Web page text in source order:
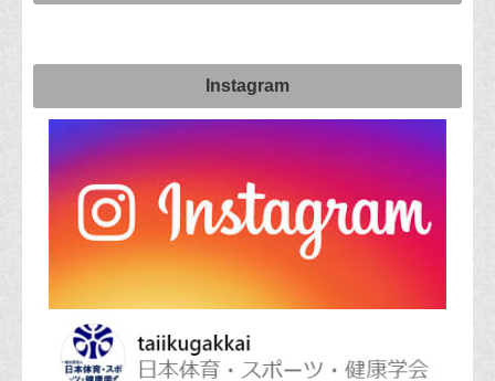
Instagram